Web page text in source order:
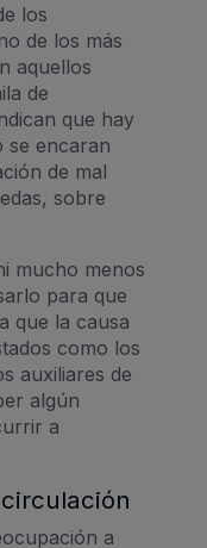
los
de los más
aquellos
de
que hay
se encaran
de mal
sobre
mucho menos
para que
que la causa
como los
auxiliares de
algún
a
a